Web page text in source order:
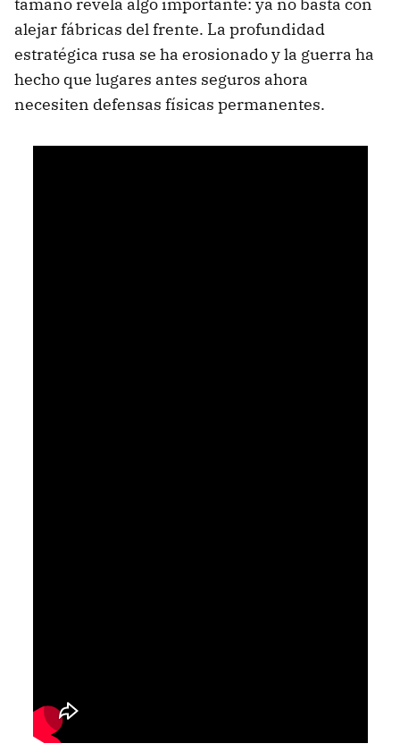
tamaño revela algo importante: ya no basta con
alejar fábricas del frente. La profundidad
estratégica rusa se ha erosionado y la guerra ha
hecho que lugares antes seguros ahora
necesiten defensas físicas permanentes.